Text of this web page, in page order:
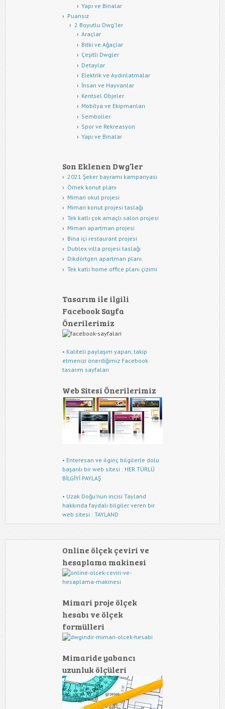
Yapı ve Binalar
Puansız
2 Boyutlu Dwg'ler
Araçlar
Bitki ve Ağaçlar
Çeşitli Dwgler
Detaylar
Elektrik ve Aydınlatmalar
İnsan ve Hayvanlar
Kentsel Objeler
Mobilya ve Ekipmanları
Semboller
Spor ve Rekreasyon
Yapı ve Binalar
Son Eklenen Dwg’ler
2021 Şeker bayramı kampanyası
Örnek konut planı
Mimari okul projesi
Mimari konut projesi taslağı
Tek katlı çok amaçlı salon projesi
Mimari apartman projesi
Bina içi restaurant projesi
Dublex villa projesi taslağı
Dikdörtgen apartman planı
Tek katlı home office planı çizimi
Tasarım ile ilgili
Facebook Sayfa
Önerilerimiz
• Kaliteli paylaşım yapan, takip
etmenizi önerdiğimiz Facebook
tasarım sayfaları
Web Sitesi Önerilerimiz
• Enteresan ve ilginç bilgilerle dolu
başarılı bir web sitesi : HER TÜRLÜ
BİLGİYİ PAYLAŞ
• Uzak Doğu'nun incisi Tayland
hakkında faydalı bilgiler veren bir
web sitesi : TAYLAND
Online ölçek çeviri ve
hesaplama makinesi
Mimari proje ölçek
hesabı ve ölçek
formülleri
Mimaride yabancı
uzunluk ölçüleri